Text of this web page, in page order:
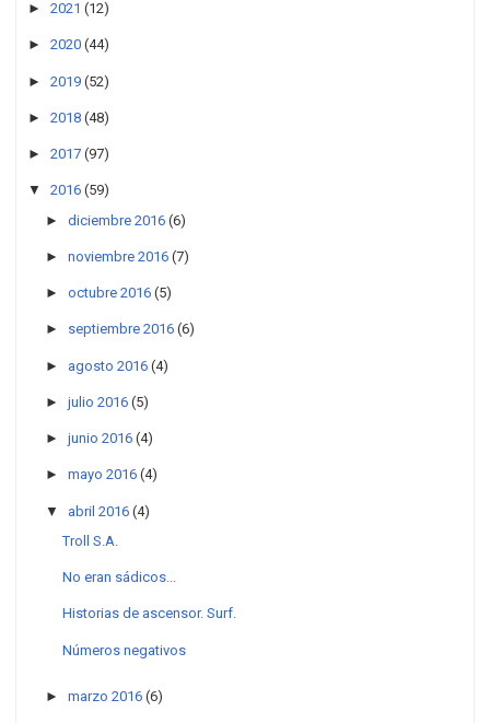
► 2021 (12)
► 2020 (44)
► 2019 (52)
► 2018 (48)
► 2017 (97)
▼ 2016 (59)
► diciembre 2016 (6)
► noviembre 2016 (7)
► octubre 2016 (5)
► septiembre 2016 (6)
► agosto 2016 (4)
► julio 2016 (5)
► junio 2016 (4)
► mayo 2016 (4)
▼ abril 2016 (4)
Troll S.A.
No eran sádicos...
Historias de ascensor. Surf.
Números negativos
► marzo 2016 (6)